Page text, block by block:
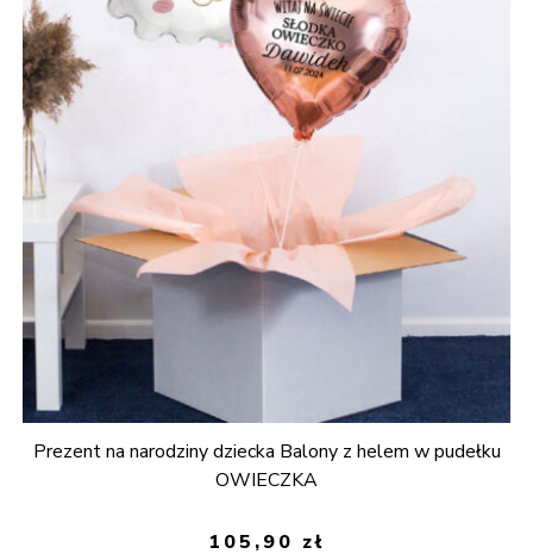
Prezent na narodziny dziecka Balony z helem w pudełku
OWIECZKA
105,90 zł